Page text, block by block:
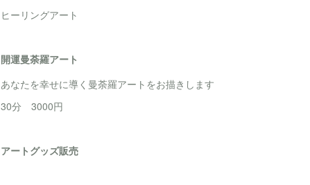
ヒーリングアート
開運曼荼羅アート
あなたを幸せに導く曼荼羅アートをお描きします
30分 3000円
アートグッズ販売